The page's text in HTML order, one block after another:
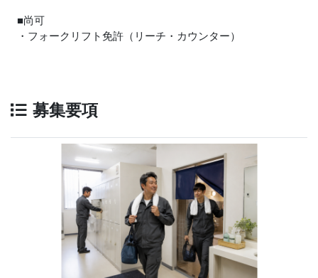
■尚可
・フォークリフト免許（リーチ・カウンター）
募集要項